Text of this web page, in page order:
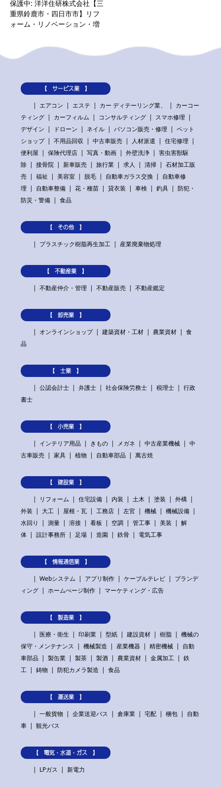
保護中: 洋洋住研株式会社【三
重県鈴鹿市・四日市市】リフ
ォーム・リノベーション・増
【 サービス業 】
エアコン
エステ カー ディテーリング業、
カーコー
ティング
カーフィルム コンサルティング
スマホ修理
デザイン
ドローン ネイル パソコン販売・修理
ペット
ショップ
不用品回収 中古車販売 人材派遣
住宅修理
便利屋
保険代理店 写真・動画 外壁洗浄
害虫害獣駆
除
接骨院 新車販売 旅行業 求人 清掃
石材加工販
売
福祉 美容室 脱毛 自動車ガラス交換
自動車修
理
自動車整備 花・種苗 貸衣装 車検 釣具
防犯・
防災・警備
食品
【 その他 】
プラスチック樹脂再生加工
産業廃棄物処理
【 不動産業 】
不動産仲介・管理
不動産販売 不動産鑑定
【 卸売業 】
オンラインショップ
建築資材・工材 農業資材
食
品
【 士業 】
公認会計士
弁護士 社会保険労務士 税理士
行政
書士
【 小売業 】
インテリア用品
きもの メガネ 中古産業機械
中
古車販売
家具 植物 自動車部品 萬古焼
【 建設業 】
リフォーム
住宅設備 内装 土木 塗装
外構
外装
大工 屋根・瓦 工務店 左官 機械
機械設備
水回り
測量 溶接 看板 空調 管工事 美装
解
体
設計事務所 足場 造園 鉄骨 電気工事
【 情報通信業 】
Webシステム
アプリ制作 ケーブルテレビ
ブランデ
ィング
ホームぺージ制作 マーケティング・広告
【 製造業 】
医療・衛生
印刷業 型紙 建設資材 樹脂
機械の
保守・メンテナンス
機械製造 産業機器 精密機械
自動
車部品
製缶業 製茶 製酒 農業資材 金属加工
鉄
工
鋳物 防犯カメラ製造 食品
【 運送業 】
一般貨物
企業送迎バス 倉庫業 宅配 梱包
自動
車
観光バス
【 電気・水道・ガス 】
LPガス
新電力